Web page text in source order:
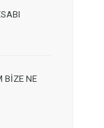
BİZE NE